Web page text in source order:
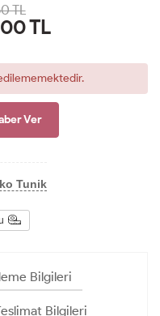
TL
TL
Ver
Tunik
Bilgileri
Bilgileri